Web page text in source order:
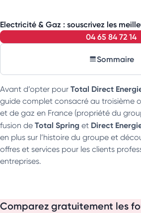
Electricité & Gaz : souscrivez les
04 65 84 72 14
Sommaire
Avant d’opter pour Total Direct
guide complet consacré au troisième
et de gaz en France (propriété du
fusion de Total Spring et Direct
en plus sur l’histoire du groupe et
offres et services pour les clients
entreprises.
Comparez gratuitement les